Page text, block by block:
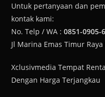
Untuk pertanyaan dan
kontak kami:
No. Telp / WA :0851-0905-
Jl Marina Emas Timur
Xclusivmedia Tempat
Dengan Harga Terjangkau